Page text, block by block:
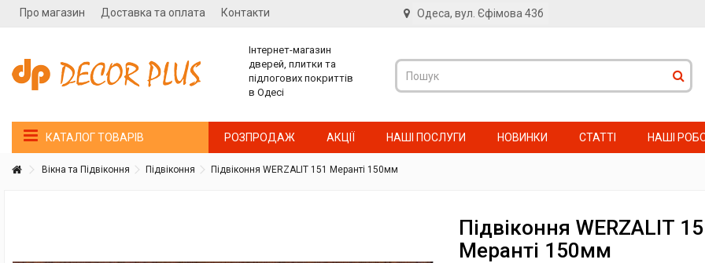
Про магазин Доставка та оплата Контакти Одеса, вул. Єфімова 43б
Інтернет-магазин
дверей, плитки та
підлогових покриттів
в Одесі
КАТАЛОГ ТОВАРІВ РОЗПРОДАЖ АКЦІЇ НАШІ ПОСЛУГИ НОВИНКИ СТАТТІ НАШІ
Вікна та Підвіконня Підвіконня Підвіконня WERZALIT 151 Меранті 150мм
Підвіконня WERZALIT
Меранті 150мм